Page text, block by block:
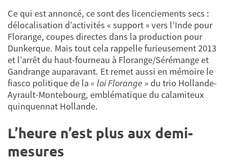
Ce qui est annoncé, ce sont des licenciements secs :
délocalisation d’activités « support » vers l’Inde pour
Florange, coupes directes dans la production pour
Dunkerque. Mais tout cela rappelle furieusement 2013
et l’arrêt du haut-fourneau à Florange/Sérémange et
Gandrange auparavant. Et remet aussi en mémoire le
fiasco politique de la « loi Florange » du trio Hollande-
Ayrault-Montebourg, emblématique du calamiteux
quinquennat Hollande.
L’heure n’est plus aux demi-
mesures